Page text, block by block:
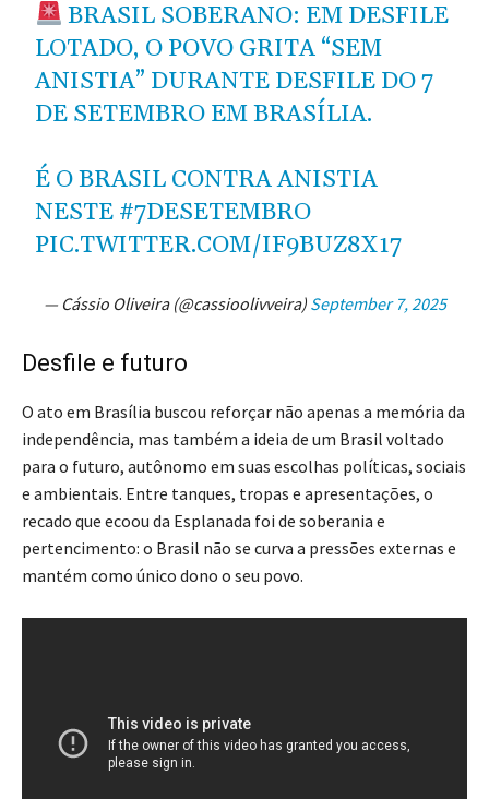
BRASIL SOBERANO: EM DESFILE
LOTADO, O POVO GRITA “SEM
ANISTIA” DURANTE DESFILE DO 7
DE SETEMBRO EM BRASÍLIA.
É O BRASIL CONTRA ANISTIA
NESTE #7DESETEMBRO
PIC.TWITTER.COM/IF9BUZ8X17
— Cássio Oliveira (@cassioolivveira) September 7, 2025
Desfile e futuro
O ato em Brasília buscou reforçar não apenas a memória da
independência, mas também a ideia de um Brasil voltado
para o futuro, autônomo em suas escolhas políticas, sociais
e ambientais. Entre tanques, tropas e apresentações, o
recado que ecoou da Esplanada foi de soberania e
pertencimento: o Brasil não se curva a pressões externas e
mantém como único dono o seu povo.